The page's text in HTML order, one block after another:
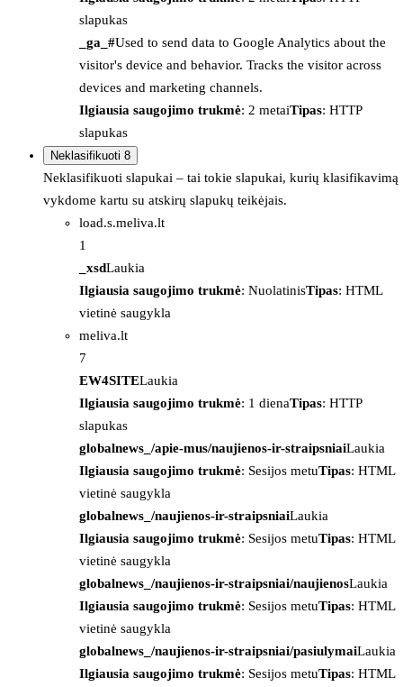
slapukas
_ga_#Used to send data to Google Analytics about the
visitor's device and behavior. Tracks the visitor across
devices and marketing channels.
Ilgiausia saugojimo trukmė: 2 metaiTipas: HTTP
slapukas
Neklasifikuoti 8
Neklasifikuoti slapukai – tai tokie slapukai, kurių klasifikavimą
vykdome kartu su atskirų slapukų teikėjais.
load.s.meliva.lt
1
_xsdLaukia
Ilgiausia saugojimo trukmė: NuolatinisTipas: HTML
vietinė saugykla
meliva.lt
7
EW4SITELaukia
Ilgiausia saugojimo trukmė: 1 dienaTipas: HTTP
slapukas
globalnews_/apie-mus/naujienos-ir-straipsniaiLaukia
Ilgiausia saugojimo trukmė: Sesijos metuTipas: HTML
vietinė saugykla
globalnews_/naujienos-ir-straipsniaiLaukia
Ilgiausia saugojimo trukmė: Sesijos metuTipas: HTML
vietinė saugykla
globalnews_/naujienos-ir-straipsniai/naujienosLaukia
Ilgiausia saugojimo trukmė: Sesijos metuTipas: HTML
vietinė saugykla
globalnews_/naujienos-ir-straipsniai/pasiulymaiLaukia
Ilgiausia saugojimo trukmė: Sesijos metuTipas: HTML